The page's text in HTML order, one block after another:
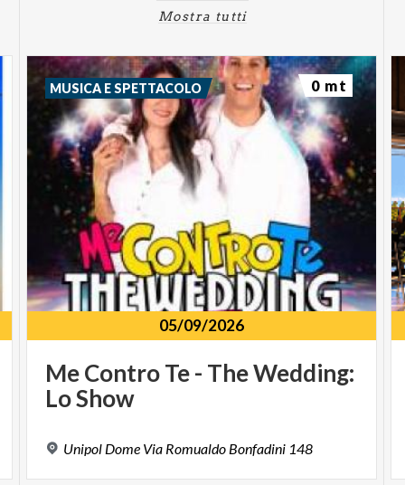
Mostra tutti
05/09/2026
MeControTe- TheWedding:
LoShow
Unipol Dome Via Romualdo Bonfadini 148
MUSICA E SPETTACOLO 0 mt